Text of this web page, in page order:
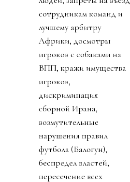
сотрудникам команд и
лучшему арбитру
Африки, досмотры
игроков с собаками на
ВПП, кражи имущества
игроков,
дискриминация
сборной Ирана,
возмутительные
нарушения правил
футбола (Балогун),
беспредел властей,
пересечение всех